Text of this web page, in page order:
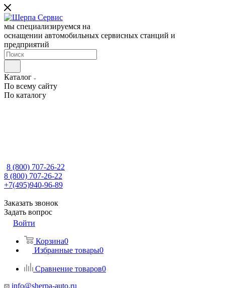
мы специализируемся на
оснащении автомобильных сервисных станций и
предприятий
Каталог
По всему сайту
По каталогу
8 (800) 707-26-22
8 (800) 707-26-22
+7(495)940-96-89
Заказать звонок
Задать вопрос
Войти
Корзина0
Избранные товары0
Сравнение товаров0
info@sherpa-auto.ru